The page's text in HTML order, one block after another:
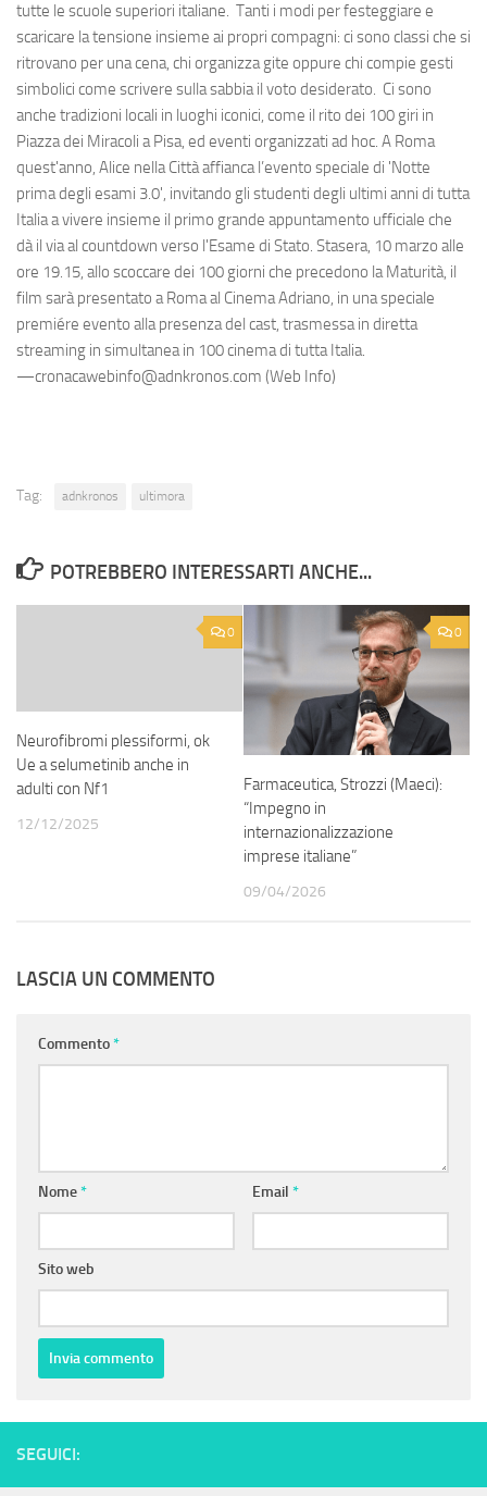
tutte le scuole superiori italiane. Tanti i modi per festeggiare e
scaricare la tensione insieme ai propri compagni: ci sono classi che si
ritrovano per una cena, chi organizza gite oppure chi compie gesti
simbolici come scrivere sulla sabbia il voto desiderato. Ci sono
anche tradizioni locali in luoghi iconici, come il rito dei 100 giri in
Piazza dei Miracoli a Pisa, ed eventi organizzati ad hoc. A Roma
quest'anno, Alice nella Città affianca l’evento speciale di 'Notte
prima degli esami 3.0', invitando gli studenti degli ultimi anni di tutta
Italia a vivere insieme il primo grande appuntamento ufficiale che
dà il via al countdown verso l'Esame di Stato. Stasera, 10 marzo alle
ore 19.15, allo scoccare dei 100 giorni che precedono la Maturità, il
film sarà presentato a Roma al Cinema Adriano, in una speciale
premiére evento alla presenza del cast, trasmessa in diretta
streaming in simultanea in 100 cinema di tutta Italia.
—cronacawebinfo@adnkronos.com (Web Info)
Tag: adnkronos ultimora
POTREBBERO INTERESSARTI ANCHE...
0
Neurofibromi plessiformi, ok
Ue a selumetinib anche in
adulti con Nf1
12/12/2025
0
Farmaceutica, Strozzi (Maeci):
“Impegno in
internazionalizzazione
imprese italiane”
09/04/2026
LASCIA UN COMMENTO
Commento*
Nome* Email *
Sito web
SEGUICI: